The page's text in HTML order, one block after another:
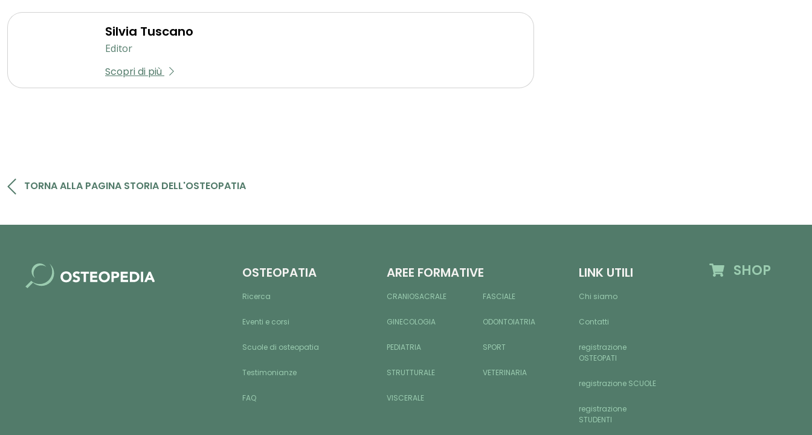
Silvia Tuscano
Editor
Scopri di più
TORNA ALLA PAGINA STORIA DELL'OSTEOPATIA
OSTEOPATIA
Ricerca
Eventi e corsi
Scuole di osteopatia
Testimonianze
FAQ
AREE FORMATIVE
CRANIOSACRALE FASCIALE
GINECOLOGIA ODONTOIATRIA
PEDIATRIA SPORT
STRUTTURALE VETERINARIA
VISCERALE
LINK UTILI
Chi siamo
Contatti
registrazione
OSTEOPATI
registrazione SCUOLE
registrazione
STUDENTI
SHOP